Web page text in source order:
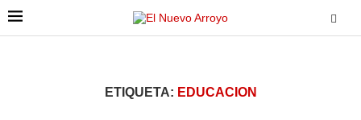
ETIQUETA: EDUCACION